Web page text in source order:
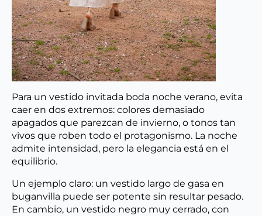
Para un vestido invitada boda noche verano, evita
caer en dos extremos: colores demasiado
apagados que parezcan de invierno, o tonos tan
vivos que roben todo el protagonismo. La noche
admite intensidad, pero la elegancia está en el
equilibrio.
Un ejemplo claro: un vestido largo de gasa en
buganvilla puede ser potente sin resultar pesado.
En cambio, un vestido negro muy cerrado, con